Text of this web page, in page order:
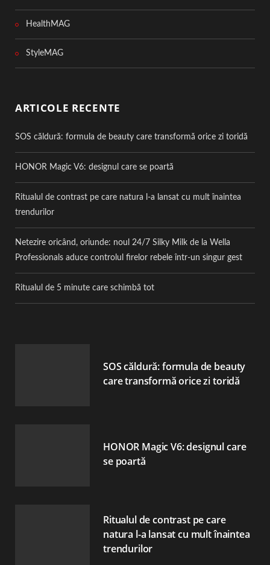
HealthMAG
StyleMAG
ARTICOLE RECENTE
SOS căldură: formula de beauty care transformă orice zi toridă
HONOR Magic V6: designul care se poartă
Ritualul de contrast pe care natura l-a lansat cu mult înaintea
trendurilor
Netezire oricând, oriunde: noul 24/7 Silky Milk de la Wella
Professionals aduce controlul firelor rebele într-un singur gest
Ritualul de 5 minute care schimbă tot
SOS căldură: formula de beauty
care transformă orice zi toridă
HONOR Magic V6: designul care
se poartă
Ritualul de contrast pe care
natura l-a lansat cu mult înaintea
trendurilor